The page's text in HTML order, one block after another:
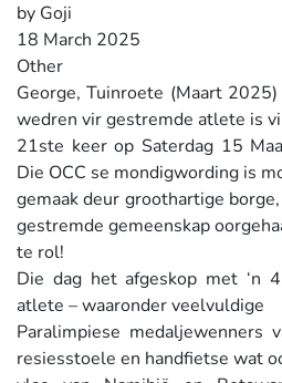
by Goji
18 March 2025
Other
George, Tuinroete (Maart
wedren vir gestremde atlete is
21ste keer op Saterdag 15
Die OCC se mondigwording is
gemaak deur groothartige
gestremde gemeenskap
te rol!
Die dag het afgeskop met ‘n
atlete – waaronder veelvuldige
Paralimpiese medaljewenners
resiesstoele en handfietse wat